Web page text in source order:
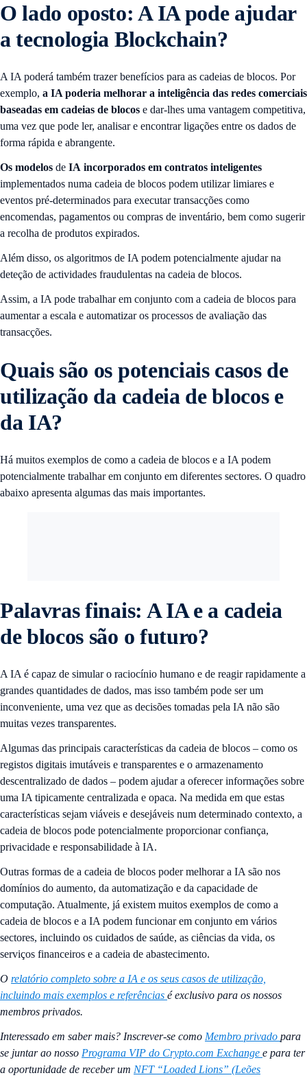
O lado oposto: A IA pode ajudar
a tecnologia Blockchain?
A IA poderá também trazer benefícios para as cadeias de blocos. Por
exemplo, a IA poderia melhorar a inteligência das redes comerciais
baseadas em cadeias de blocos e dar-lhes uma vantagem competitiva,
uma vez que pode ler, analisar e encontrar ligações entre os dados de
forma rápida e abrangente.
Os modelos de IA incorporados em contratos inteligentes
implementados numa cadeia de blocos podem utilizar limiares e
eventos pré-determinados para executar transacções como
encomendas, pagamentos ou compras de inventário, bem como sugerir
a recolha de produtos expirados.
Além disso, os algoritmos de IA podem potencialmente ajudar na
deteção de actividades fraudulentas na cadeia de blocos.
Assim, a IA pode trabalhar em conjunto com a cadeia de blocos para
aumentar a escala e automatizar os processos de avaliação das
transacções.
Quais são os potenciais casos de
utilização da cadeia de blocos e
da IA?
Há muitos exemplos de como a cadeia de blocos e a IA podem
potencialmente trabalhar em conjunto em diferentes sectores. O quadro
abaixo apresenta algumas das mais importantes.
Palavras finais: A IA e a cadeia
de blocos são o futuro?
A IA é capaz de simular o raciocínio humano e de reagir rapidamente a
grandes quantidades de dados, mas isso também pode ser um
inconveniente, uma vez que as decisões tomadas pela IA não são
muitas vezes transparentes.
Algumas das principais características da cadeia de blocos – como os
registos digitais imutáveis e transparentes e o armazenamento
descentralizado de dados – podem ajudar a oferecer informações sobre
uma IA tipicamente centralizada e opaca. Na medida em que estas
características sejam viáveis e desejáveis num determinado contexto, a
cadeia de blocos pode potencialmente proporcionar confiança,
privacidade e responsabilidade à IA.
Outras formas de a cadeia de blocos poder melhorar a IA são nos
domínios do aumento, da automatização e da capacidade de
computação. Atualmente, já existem muitos exemplos de como a
cadeia de blocos e a IA podem funcionar em conjunto em vários
sectores, incluindo os cuidados de saúde, as ciências da vida, os
serviços financeiros e a cadeia de abastecimento.
O relatório completo sobre a IA e os seus casos de utilização,
incluindo mais exemplos e referências é exclusivo para os nossos
membros privados.
Interessado em saber mais? Inscrever-se como Membro privado para
se juntar ao nosso Programa VIP do Crypto.com Exchange e para ter
a oportunidade de receber um NFT “Loaded Lions” (Leões